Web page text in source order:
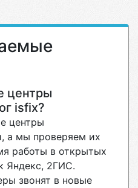
центры
isfix?
центры
а мы проверяем их
работы в открытых
Яндекс, 2ГИС.
звонят в новые